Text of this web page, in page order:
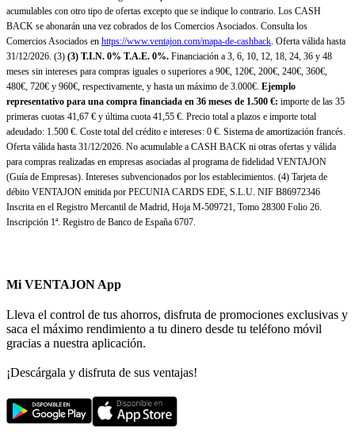
acumulables con otro tipo de ofertas excepto que se indique lo contrario. Los CASH
BACK se abonarán una vez cobrados de los Comercios Asociados. Consulta los
Comercios Asociados en https://www.ventajon.com/mapa-de-cashback. Oferta válida hasta
31/12/2026. (3) (3) T.I.N. 0% T.A.E. 0%. Financiación a 3, 6, 10, 12, 18, 24, 36 y 48
meses sin intereses para compras iguales o superiores a 90€, 120€, 200€, 240€, 360€,
480€, 720€ y 960€, respectivamente, y hasta un máximo de 3.000€. Ejemplo
representativo para una compra financiada en 36 meses de 1.500 €: importe de las 35
primeras cuotas 41,67 € y última cuota 41,55 €. Precio total a plazos e importe total
adeudado: 1.500 €. Coste total del crédito e intereses: 0 €. Sistema de amortización francés.
Oferta válida hasta 31/12/2026. No acumulable a CASH BACK ni otras ofertas y válida
para compras realizadas en empresas asociadas al programa de fidelidad VENTAJON
(Guía de Empresas). Intereses subvencionados por los establecimientos. (4) Tarjeta de
débito VENTAJON emitida por PECUNIA CARDS EDE, S.L.U. NIF B86972346
Inscrita en el Registro Mercantil de Madrid, Hoja M-509721, Tomo 28300 Folio 26.
Inscripción 1ª. Registro de Banco de España 6707.
Mi VENTAJON App
Lleva el control de tus ahorros, disfruta de promociones exclusivas y
saca el máximo rendimiento a tu dinero desde tu teléfono móvil
gracias a nuestra aplicación.
¡Descárgala y disfruta de sus ventajas!